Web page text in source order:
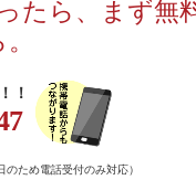
たら、まず無
！
のため電話受付のみ対応）